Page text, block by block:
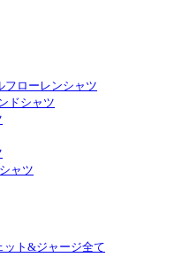
フローレンシャツ
ドシャツ
ャツ
ット&ジャージ全て